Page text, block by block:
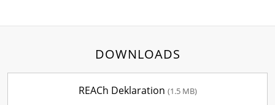
DOWNLOADS
REACh Deklaration (1.5 MB)